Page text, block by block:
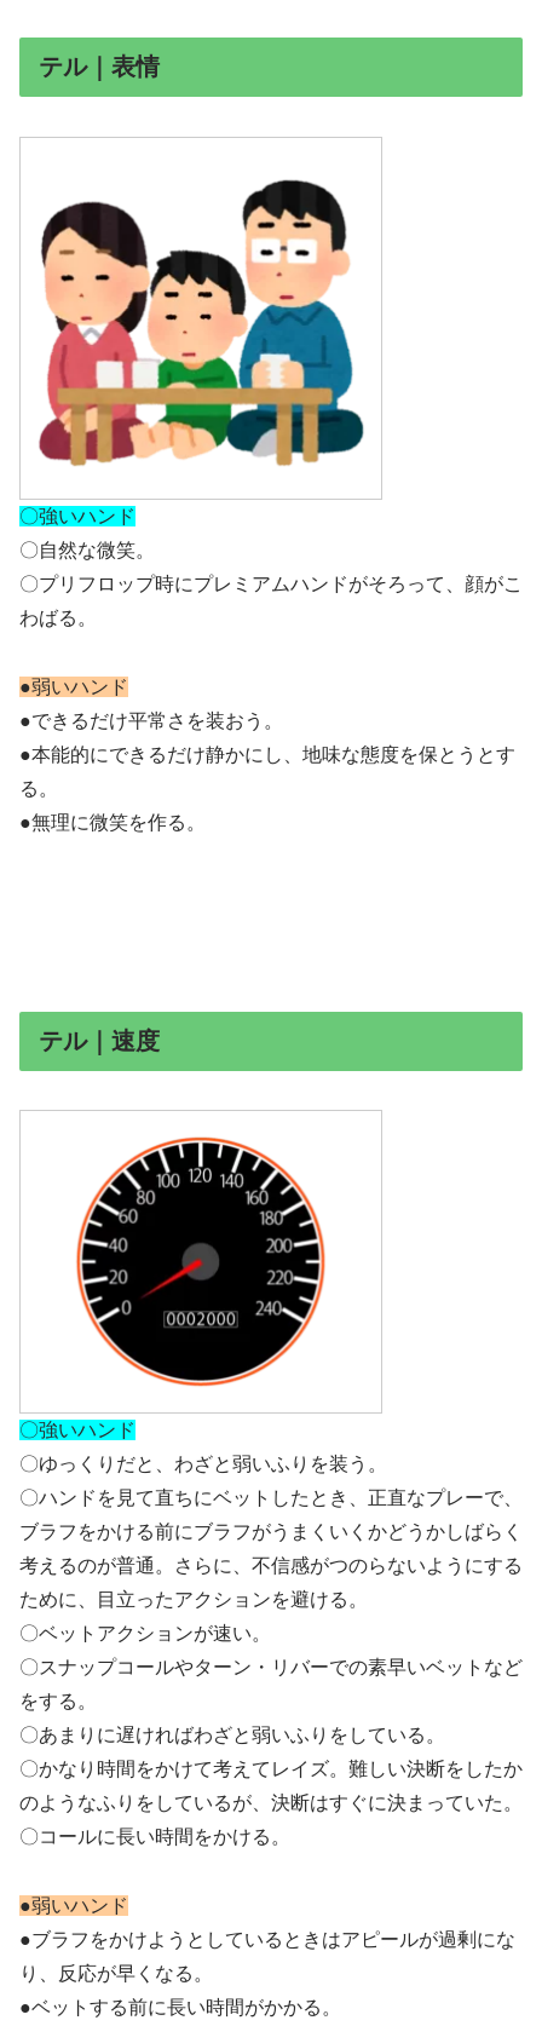
テル｜表情
〇強いハンド
〇自然な微笑。
〇プリフロップ時にプレミアムハンドがそろって、顔がこ
わばる。
●弱いハンド
●できるだけ平常さを装おう。
●本能的にできるだけ静かにし、地味な態度を保とうとす
る。
●無理に微笑を作る。
テル｜速度
〇強いハンド
〇ゆっくりだと、わざと弱いふりを装う。
〇ハンドを見て直ちにベットしたとき、正直なプレーで、
ブラフをかける前にブラフがうまくいくかどうかしばらく
考えるのが普通。さらに、不信感がつのらないようにする
ために、目立ったアクションを避ける。
〇ベットアクションが速い。
〇スナップコールやターン・リバーでの素早いベットなど
をする。
〇あまりに遅ければわざと弱いふりをしている。
〇かなり時間をかけて考えてレイズ。難しい決断をしたか
のようなふりをしているが、決断はすぐに決まっていた。
〇コールに長い時間をかける。
●弱いハンド
●ブラフをかけようとしているときはアピールが過剰にな
り、反応が早くなる。
●ベットする前に長い時間がかかる。